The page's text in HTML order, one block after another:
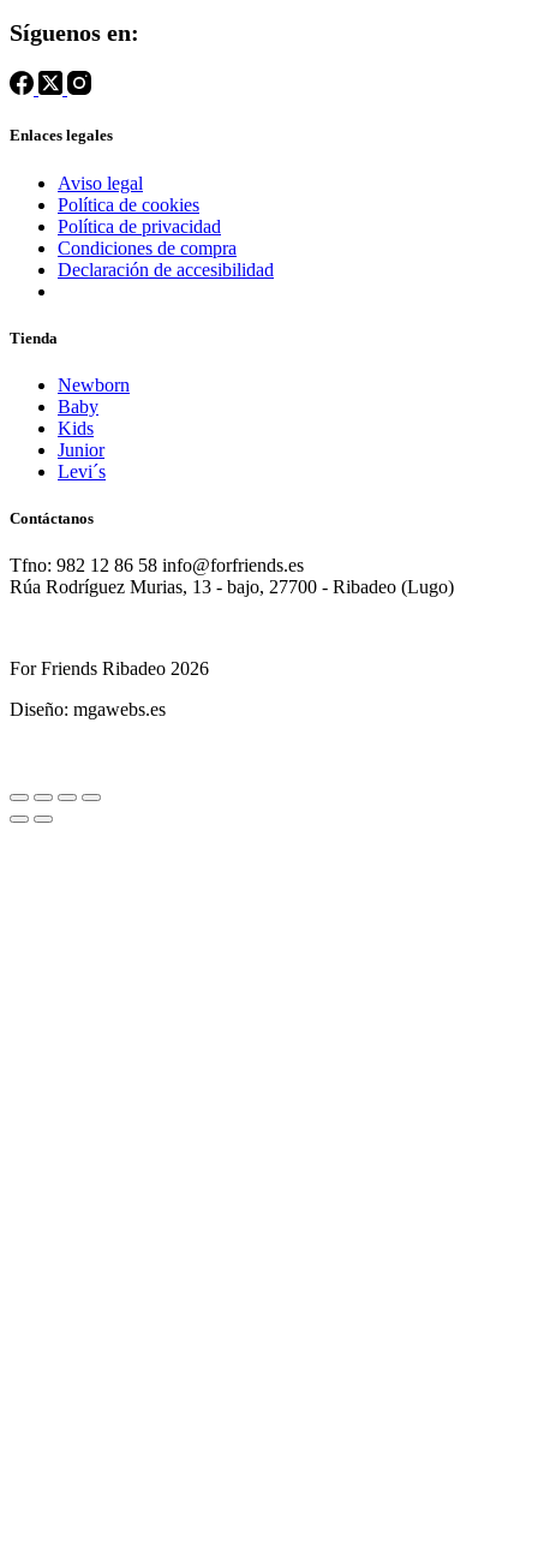
Síguenos en:
Enlaces legales
Aviso legal
Política de cookies
Política de privacidad
Condiciones de compra
Declaración de accesibilidad
Tienda
Newborn
Baby
Kids
Junior
Levi´s
Contáctanos
Tfno: 982 12 86 58 info@forfriends.es
Rúa Rodríguez Murias, 13 - bajo, 27700 - Ribadeo (Lugo)
For Friends Ribadeo 2026
Diseño: mgawebs.es